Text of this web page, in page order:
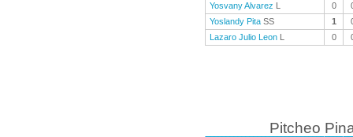
Yosvany Alvarez L 0
Yoslandy Pita SS 1
Lazaro Julio Leon L 0
Pitcheo